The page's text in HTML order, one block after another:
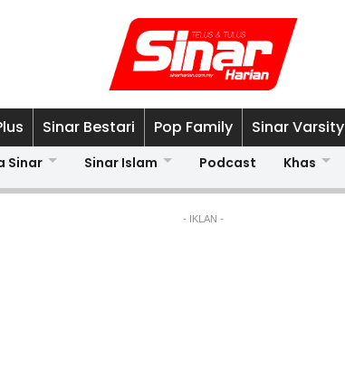
Sinar Bestari Pop Family Sinar Varsity
Sinar Sinar Islam Podcast Khas
- IKLAN -